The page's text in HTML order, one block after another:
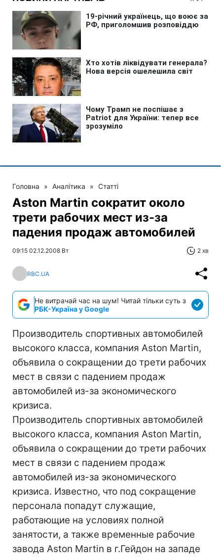
Головна » Аналітика » Статті
Aston Martin сократит около
трети рабочих мест из-за
падения продаж автомобилей
09:15 02.12.2008 Вт 2 хв
RBC.UA
Не витрачай час на шум! Читай тільки суть з
РБК-Україна у Google
Производитель спортивных автомобилей
высокого класса, компания Aston Martin,
объявила о сокращении до трети рабочих
мест в связи с падением продаж
автомобилей из-за экономического
кризиса.
Производитель спортивных автомобилей
высокого класса, компания Aston Martin,
объявила о сокращении до трети рабочих
мест в связи с падением продаж
автомобилей из-за экономического
кризиса. Известно, что под сокращение
персонала попадут служащие,
работающие на условиях полной
занятости, а также временные рабочие
завода Aston Martin в г.Гейдон на западе